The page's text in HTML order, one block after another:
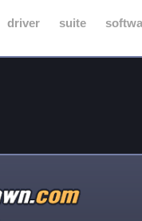
driver suite